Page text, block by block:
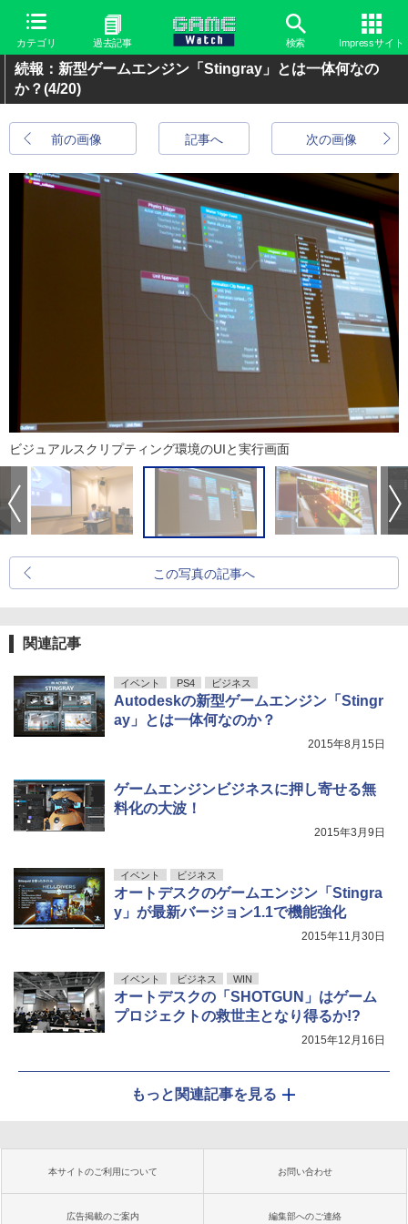
カテゴリ 過去記事 検索 Impressサイト
続報：新型ゲームエンジン「Stingray」とは一体何なの
か？(4/20)
前の画像 次の画像
記事へ
ビジュアルスクリプティング環境のUIと実行画面
この写真の記事へ
関連記事
イベント PS4 ビジネス
Autodeskの新型ゲームエンジン「Stingr
ay」とは一体何なのか？
2015年8月15日
ゲームエンジンビジネスに押し寄せる無
料化の大波！
2015年3月9日
イベント ビジネス
オートデスクのゲームエンジン「Stingra
y」が最新バージョン1.1で機能強化
2015年11月30日
イベント ビジネス WIN
オートデスクの「SHOTGUN」はゲーム
プロジェクトの救世主となり得るか!?
2015年12月16日
もっと関連記事を見る
本サイトのご利用について お問い合わせ
広告掲載のご案内 編集部へのご連絡